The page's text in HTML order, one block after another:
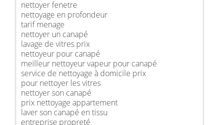
nettoyer fenetre
nettoyage en profondeur
tarif menage
nettoyer un canapé
lavage de vitres prix
nettoyeur pour canapé
meilleur nettoyeur vapeur pour canapé
service de nettoyage à domicile prix
pour nettoyer les vitres
nettoyer son canapé
prix nettoyage appartement
laver son canapé en tissu
entreprise propreté